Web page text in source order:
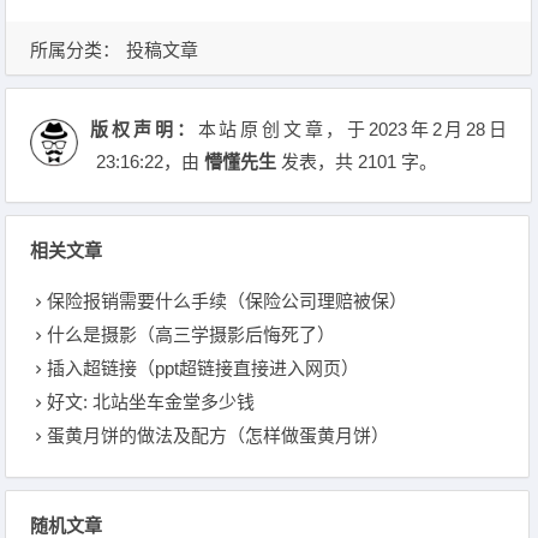
所属分类： 投稿文章
版权声明： 本站原创文章，于2023年2月28日
23:16:22，由懵懂先生 发表，共 2101 字。
相关文章
保险报销需要什么手续（保险公司理赔被保）
什么是摄影（高三学摄影后悔死了）
插入超链接（ppt超链接直接进入网页）
好文: 北站坐车金堂多少钱
蛋黄月饼的做法及配方（怎样做蛋黄月饼）
随机文章